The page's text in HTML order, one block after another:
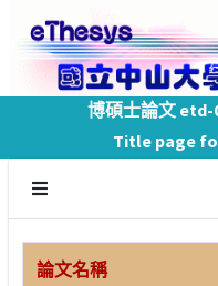
博碩士論文 etd-
Title page
論文名稱